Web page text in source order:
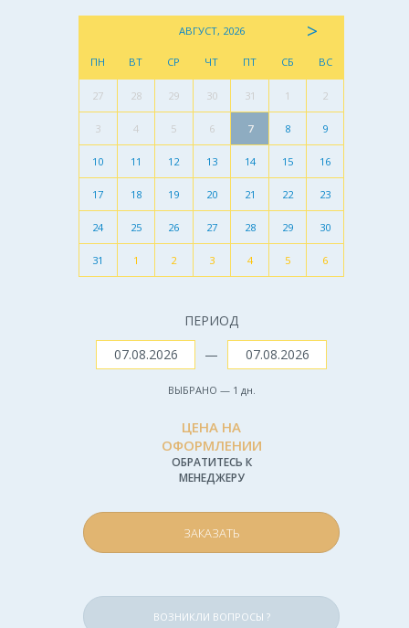
АВГУСТ, 2026 >
ПН ВТ СР ЧТ ПТ СБ ВС
27 28 29 30 31 1 2
3 4 5 6 7 8 9
10 11 12 13 14 15 16
17 18 19 20 21 22 23
24 25 26 27 28 29 30
31 1 2 3 4 5 6
ПЕРИОД
—
ВЫБРАНО — 1 дн.
ЦЕНА НА
ОФОРМЛЕНИИ
ОБРАТИТЕСЬ К
МЕНЕДЖЕРУ
ЗАКАЗАТЬ
ВОЗНИКЛИ ВОПРОСЫ ?